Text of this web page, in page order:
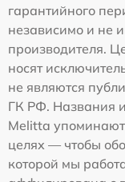
гарантийного
независимо и не
производителя.
носят
не являются
ГК РФ. Названия
Melitta
целях — чтобы
которой мы